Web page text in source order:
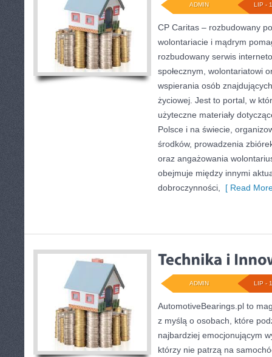
LIP -
ADMIN
CP Caritas – rozbudowany
wolontariacie i mądrym
rozbudowany serwis
społecznym, wolontariatowi
wspierania osób
życiowej. Jest to portal, w
użyteczne materiały
Polsce i na świecie,
środków, prowadzenia
oraz angażowania
obejmuje między innymi
dobroczynności,
[ Read
LIP -
ADMIN
AutomotiveBearings.pl to
z myślą o osobach, które
najbardziej emocjonującym
którzy nie patrzą na